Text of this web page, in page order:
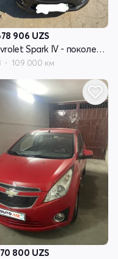
906 UZS
Chevrolet Spark IV - поколение рестайлинг
109 000 км
800 UZS